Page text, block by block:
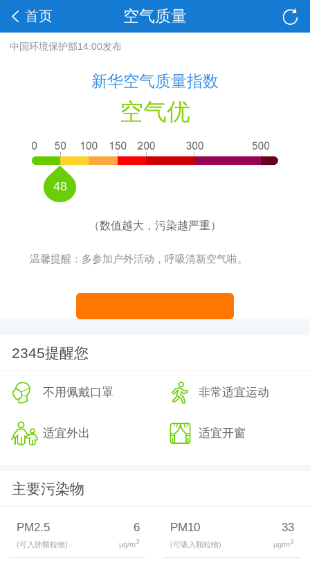
空气质量
首页
中国环境保护部14:00发布
新华空气质量指数
空气优
48
（数值越大，污染越严重）
温馨提醒：多参加户外活动，呼吸清新空气啦。
2345提醒您
不用佩戴口罩 非常适宜运动
适宜外出 适宜开窗
主要污染物
PM2.5
(可入肺颗粒物)
6
μg/m3
PM10
(可吸入颗粒物)
33
μg/m3